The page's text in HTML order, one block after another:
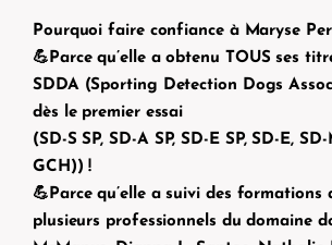
Pourquoi faire confiance à Maryse
💪Parce qu’elle a obtenu TOUS ses
SDDA (Sporting Detection Dogs
dès le premier essai
(SD-S SP, SD-A SP, SD-E SP, SD-E,
GCH)) !
💪Parce qu’elle a suivi des formations
plusieurs professionnels du domaine